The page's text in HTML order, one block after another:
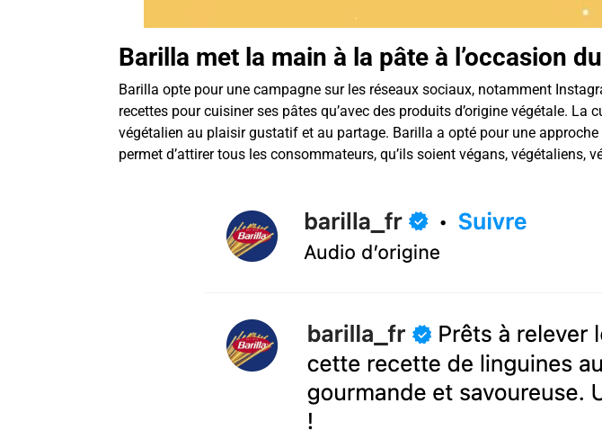
Barilla met la main à la pâte à l’occasion
Barilla opte pour une campagne sur les réseaux sociaux, notamment
recettes pour cuisiner ses pâtes qu’avec des produits d’origine végétale.
végétalien au plaisir gustatif et au partage. Barilla a opté pour une
permet d’attirer tous les consommateurs, qu’ils soient végans, végétaliens,